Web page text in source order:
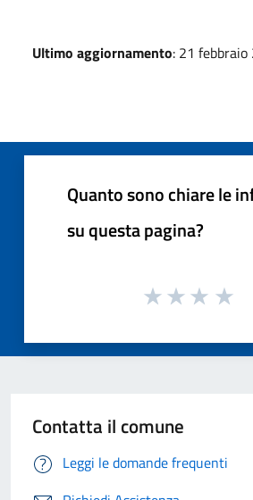
Ultimo aggiornamento: 21
Quanto sono chiare le
su questa pagina?
Contatta il comune
Leggi le domande frequenti